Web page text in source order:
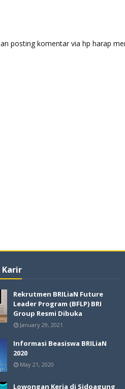
posting komentar via hp harap
Karir
Rekrutmen BRILiaN Future
Leader Program (BFLP) BRI
Group Resmi Dibuka
January 29, 2021
Informasi Beasiswa BRILiaN
2020
May 21, 2020
Lowongan Kerja di Sidoagung